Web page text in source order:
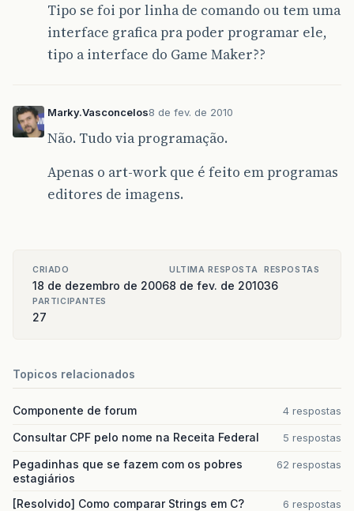
Tipo se foi por linha de comando ou tem uma
interface grafica pra poder programar ele,
tipo a interface do Game Maker??
Marky.Vasconcelos8 de fev. de 2010
Não. Tudo via programação.
Apenas o art-work que é feito em programas
editores de imagens.
CRIADO
18 de dezembro de 2006
ULTIMA RESPOSTA
8 de fev. de 2010
RESPOSTAS
36
PARTICIPANTES
27
Topicos relacionados
Componente de forum 4 respostas
Consultar CPF pelo nome na Receita Federal 5 respostas
Pegadinhas que se fazem com os pobres
estagiários
62 respostas
[Resolvido] Como comparar Strings em C? 6 respostas